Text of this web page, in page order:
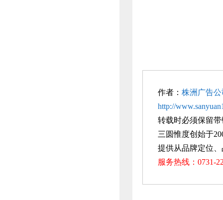
作者： 株洲广告公
http://
转载时必须保留
三圆惟度创始于
提供从品牌定位
服务热线：0731-